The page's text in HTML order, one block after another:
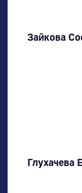
Зайкова
Глухачева